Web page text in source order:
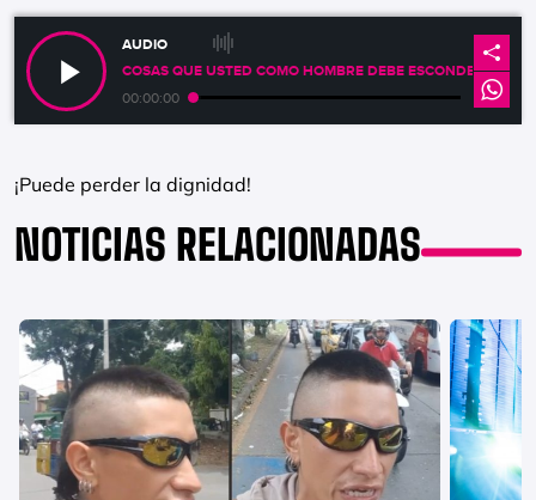
AUDIO
COSAS QUE USTED COMO HOMBRE DEBE ESCONDER
00:00:00
¡Puede perder la dignidad!
NOTICIAS RELACIONADAS